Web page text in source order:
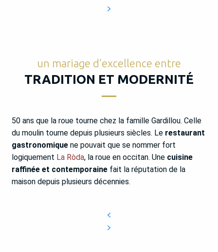
un mariage d’excellence entre
TRADITION ET MODERNITÉ
50 ans que la roue tourne chez la famille Gardillou. Celle
du moulin tourne depuis plusieurs siècles. Le restaurant
gastronomique ne pouvait que se nommer fort
logiquement La Ròda, la roue en occitan. Une cuisine
raffinée et contemporaine fait la réputation de la
maison depuis plusieurs décennies.